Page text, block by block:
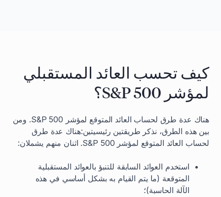
كيف تحسب العائد المستقبلي
لمؤشر S&P 500؟
هناك عدة طرق لحساب العائد المتوقع لمؤشر S&P 500. ومن
بين هذه الطرق، نذكر طريقتين رئيسيتين:هناك عدة طرق
لحساب العائد المتوقع لمؤشر S&P 500. اثنان منهم يشملان:
استخدم العوائد السابقة للتنبؤ بالعوائد المستقبلية
المتوقعة (ما يتم القيام به بشكل أساسي في هذه
الآلة الحاسبة)؛